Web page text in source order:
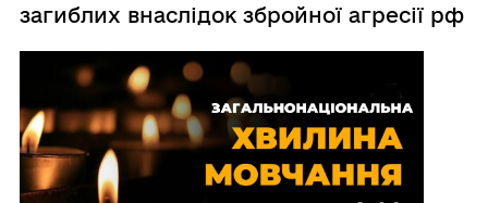
загиблих внаслідок збройної агресії рф